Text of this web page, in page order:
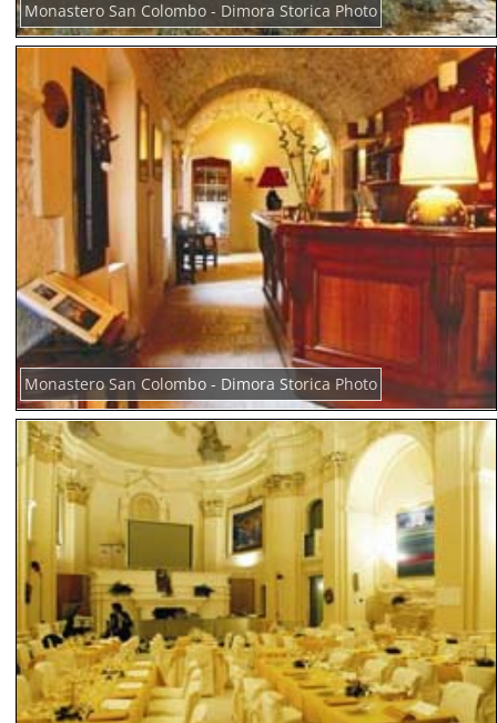
Monastero San Colombo - Dimora Storica Photo
Monastero San Colombo - Dimora Storica Photo